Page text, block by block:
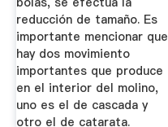
reducción de tamaño. Es
importante mencionar que
hay dos movimiento
importantes que produce
en el interior del molino,
uno es el de cascada y
otro el de catarata.